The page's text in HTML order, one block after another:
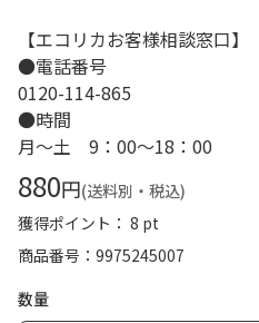
【エコリカお客様相談窓口】
●電話番号
0120-114-865
●時間
月～土 9：00～18：00
880円(送料別・税込)
獲得ポイント： 8 pt
商品番号
9975245007
数量